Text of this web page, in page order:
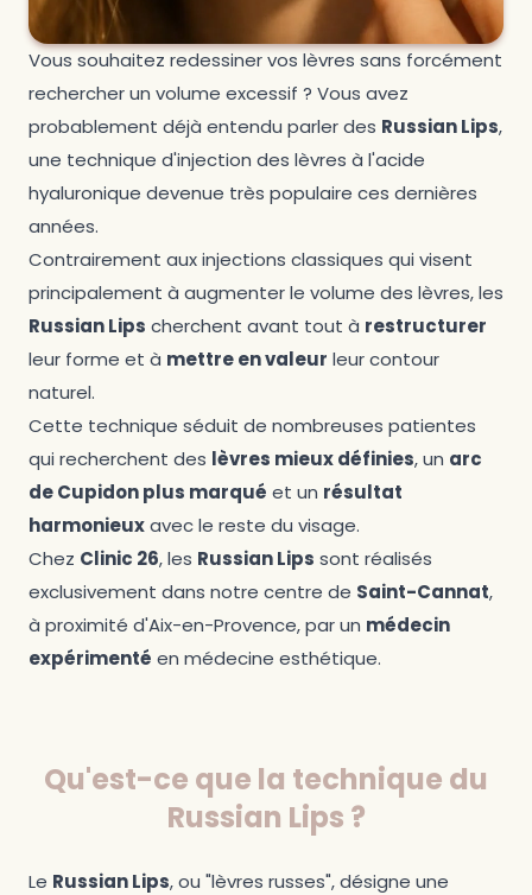
Vous souhaitez redessiner vos lèvres sans forcément
rechercher un volume excessif ? Vous avez
probablement déjà entendu parler des Russian Lips,
une technique d'injection des lèvres à l'acide
hyaluronique devenue très populaire ces dernières
années.
Contrairement aux injections classiques qui visent
principalement à augmenter le volume des lèvres, les
Russian Lips cherchent avant tout à restructurer
leur forme et à mettre en valeur leur contour
naturel.
Cette technique séduit de nombreuses patientes
qui recherchent des lèvres mieux définies, un arc
de Cupidon plus marqué et un résultat
harmonieuxavec le reste du visage.
Chez Clinic 26, les Russian Lips sont réalisés
exclusivement dans notre centre de Saint-Cannat,
à proximité d'Aix-en-Provence, par un médecin
expérimenté en médecine esthétique.
Qu'est-ce que la technique du
Russian Lips ?
Le Russian Lips, ou "lèvres russes", désigne une